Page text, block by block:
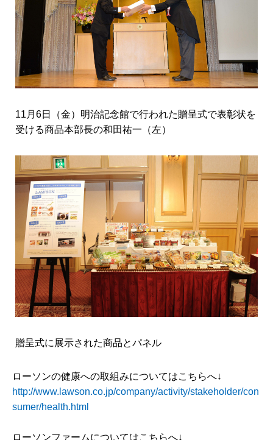
11月6日（金）明治記念館で行われた贈呈式で表彰状を
受ける商品本部長の和田祐一（左）
贈呈式に展示された商品とパネル
ローソンの健康への取組みについてはこちらへ↓
http://www.lawson.co.jp/company/activity/stakeholder/con
sumer/health.html
ローソンファームについてはこちらへ↓